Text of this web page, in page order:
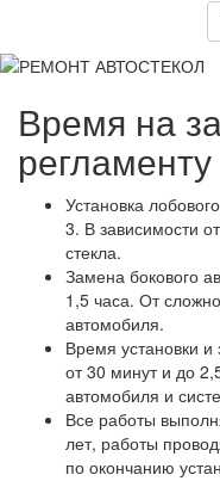
Время на
регламенту
Установка
3. В зависимости
стекла.
Замена бокового
1,5 часа. От
автомобиля.
Время установки и
от 30 минут и до
автомобиля и
Все работы
лет, работы
по окончанию